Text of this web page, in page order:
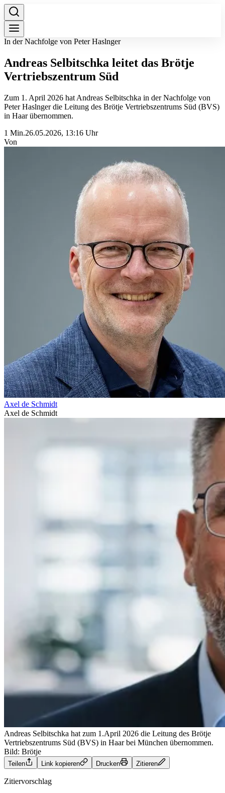
In der Nachfolge von Peter Haslnger
Andreas Selbitschka leitet das Brötje
Vertriebszentrum Süd
Zum 1. April 2026 hat Andreas Selbitschka in der Nachfolge von
Peter Haslnger die Leitung des Brötje Vertriebszentrums Süd (BVS)
in Haar übernommen.
1 Min.26.05.2026, 13:16 Uhr
Von
Axel de Schmidt
Axel de Schmidt
Andreas Selbitschka hat zum 1.April 2026 die Leitung des Brötje
Vertriebszentrums Süd (BVS) in Haar bei München übernommen.
Bild: Brötje
Teilen Link kopieren Drucken Zitieren
Zitiervorschlag